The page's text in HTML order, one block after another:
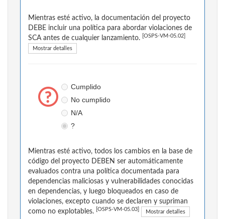
Mientras esté activo, la documentación del proyecto
DEBE incluir una política para abordar violaciones de
SCA antes de cualquier lanzamiento.
[OSPS-VM-05.02]
Mostrar detalles
Cumplido
No cumplido
N/A
?
Mientras esté activo, todos los cambios en la base de
código del proyecto DEBEN ser automáticamente
evaluados contra una política documentada para
dependencias maliciosas y vulnerabilidades conocidas
en dependencias, y luego bloqueados en caso de
violaciones, excepto cuando se declaren y supriman
como no explotables.
[OSPS-VM-05.03] Mostrar detalles